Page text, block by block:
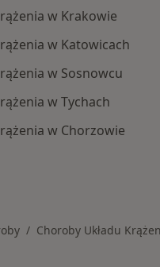
w Krakowie
w Katowicach
w Sosnowcu
w Tychach
w Chorzowie
Choroby Układu